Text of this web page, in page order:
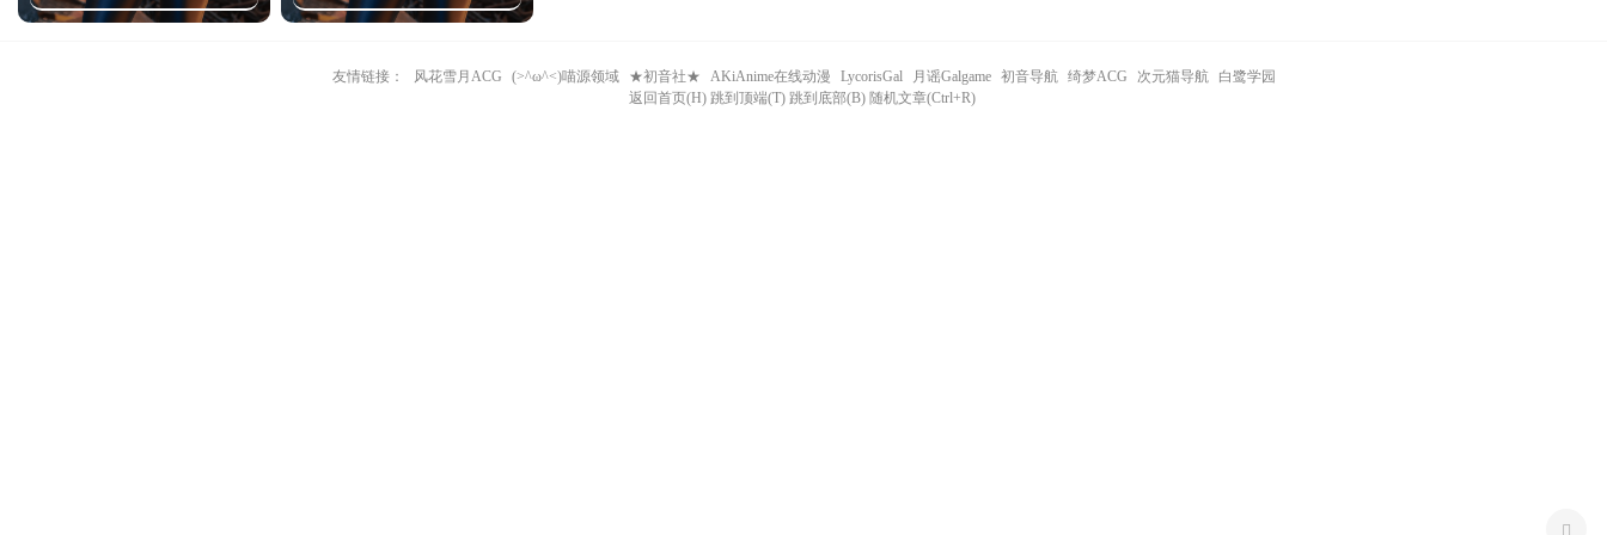
友情链接： 风花雪月ACG (>^ω^<)喵源领域 ★初音社★ AKiAnime在线动漫 LycorisGal 月谣Galgame 初音导航 绮梦ACG 次元猫导航
白鹭学园
返回首页(H) 跳到顶端(T) 跳到底部(B) 随机文章(Ctrl+R)